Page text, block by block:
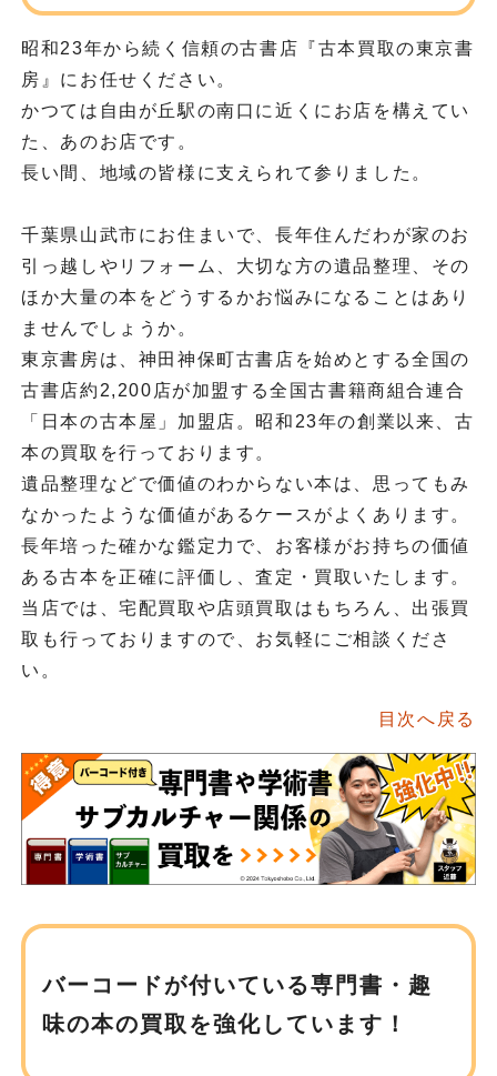
昭和23年から続く信頼の古書店『古本買取の東京書
房』にお任せください。
かつては自由が丘駅の南口に近くにお店を構えてい
た、あのお店です。
長い間、地域の皆様に支えられて参りました。
千葉県山武市にお住まいで、長年住んだわが家のお
引っ越しやリフォーム、大切な方の遺品整理、その
ほか大量の本をどうするかお悩みになることはあり
ませんでしょうか。
東京書房は、神田神保町古書店を始めとする全国の
古書店約2,200店が加盟する全国古書籍商組合連合
「日本の古本屋」加盟店。昭和23年の創業以来、古
本の買取を行っております。
遺品整理などで価値のわからない本は、思ってもみ
なかったような価値があるケースがよくあります。
長年培った確かな鑑定力で、お客様がお持ちの価値
ある古本を正確に評価し、査定・買取いたします。
当店では、宅配買取や店頭買取はもちろん、出張買
取も行っておりますので、お気軽にご相談くださ
い。
目次へ戻る
バーコードが付いている専門書・趣
味の本の買取を強化しています！